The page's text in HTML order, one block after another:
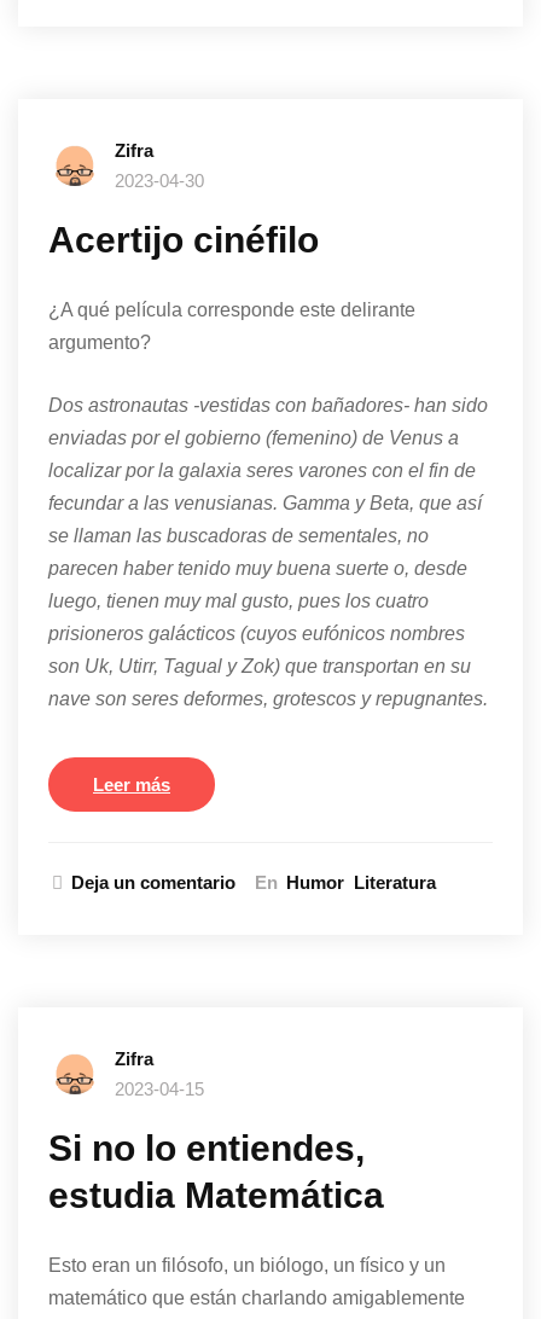
Zifra
2023-04-30
Acertijo cinéfilo
¿A qué película corresponde este delirante
argumento?
Dos astronautas -vestidas con bañadores- han sido
enviadas por el gobierno (femenino) de Venus a
localizar por la galaxia seres varones con el fin de
fecundar a las venusianas. Gamma y Beta, que así
se llaman las buscadoras de sementales, no
parecen haber tenido muy buena suerte o, desde
luego, tienen muy mal gusto, pues los cuatro
prisioneros galácticos (cuyos eufónicos nombres
son Uk, Utirr, Tagual y Zok) que transportan en su
nave son seres deformes, grotescos y repugnantes.
Leer más
Deja un comentario En Humor Literatura
Zifra
2023-04-15
Si no lo entiendes,
estudia Matemática
Esto eran un filósofo, un biólogo, un físico y un
matemático que están charlando amigablemente